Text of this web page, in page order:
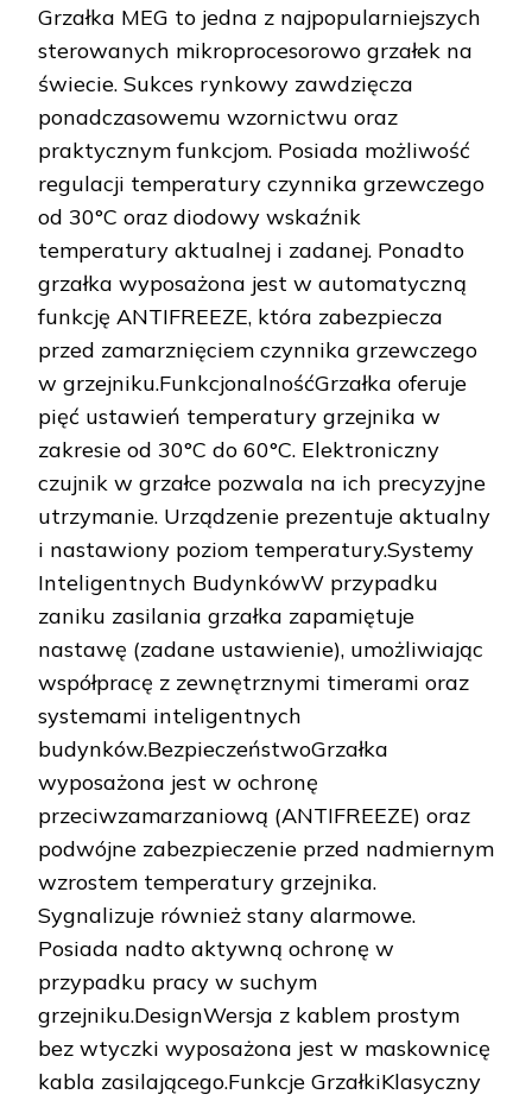
Grzałka MEG to jedna z najpopularniejszych
sterowanych mikroprocesorowo grzałek na
świecie. Sukces rynkowy zawdzięcza
ponadczasowemu wzornictwu oraz
praktycznym funkcjom. Posiada możliwość
regulacji temperatury czynnika grzewczego
od 30°C oraz diodowy wskaźnik
temperatury aktualnej i zadanej. Ponadto
grzałka wyposażona jest w automatyczną
funkcję ANTIFREEZE, która zabezpiecza
przed zamarznięciem czynnika grzewczego
w grzejniku.FunkcjonalnośćGrzałka oferuje
pięć ustawień temperatury grzejnika w
zakresie od 30°C do 60°C. Elektroniczny
czujnik w grzałce pozwala na ich precyzyjne
utrzymanie. Urządzenie prezentuje aktualny
i nastawiony poziom temperatury.Systemy
Inteligentnych BudynkówW przypadku
zaniku zasilania grzałka zapamiętuje
nastawę (zadane ustawienie), umożliwiając
współpracę z zewnętrznymi timerami oraz
systemami inteligentnych
budynków.BezpieczeństwoGrzałka
wyposażona jest w ochronę
przeciwzamarzaniową (ANTIFREEZE) oraz
podwójne zabezpieczenie przed nadmiernym
wzrostem temperatury grzejnika.
Sygnalizuje również stany alarmowe.
Posiada nadto aktywną ochronę w
przypadku pracy w suchym
grzejniku.DesignWersja z kablem prostym
bez wtyczki wyposażona jest w maskownicę
kabla zasilającego.Funkcje GrzałkiKlasyczny